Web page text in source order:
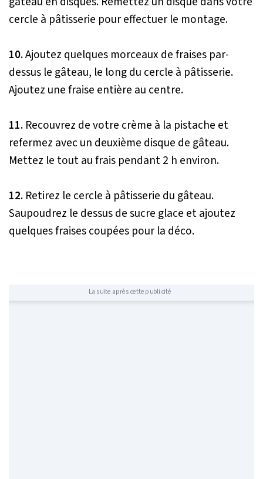
cercle à pâtisserie pour effectuer le montage.
10.Ajoutez quelques morceaux de fraises par-
dessus le gâteau, le long du cercle à pâtisserie.
Ajoutez une fraise entière au centre.
11. Recouvrez de votre crème à la pistache et
refermez avec un deuxième disque de gâteau.
Mettez le tout au frais pendant 2 h environ.
12. Retirez le cercle à pâtisserie du gâteau.
Saupoudrez le dessus de sucre glace et ajoutez
quelques fraises coupées pour la déco.
La suite après cette publicité